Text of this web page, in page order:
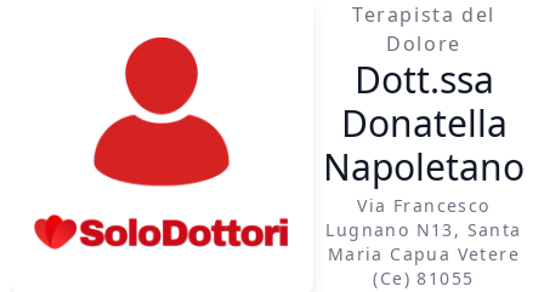
autismo. Utilizziamo un approccio integrato che
individua il miglior trattamento personalizzato per
Terapista del
Dolore
Dott.ssa
Donatella
Napoletano
Via Francesco
Lugnano N13, Santa
Maria Capua Vetere
(ce) 81055